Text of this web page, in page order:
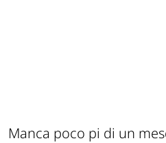
Manca poco pi di un